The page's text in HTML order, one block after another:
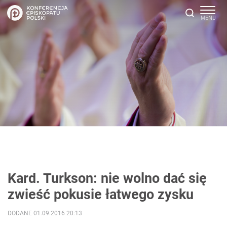
Kard. Turkson: nie wolno dać się
zwieść pokusie łatwego zysku
DODANE 01.09.2016 20:13